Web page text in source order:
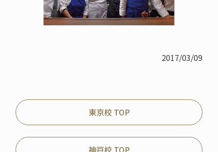
2017/03/09
東京校 TOP
神戸校 TOP